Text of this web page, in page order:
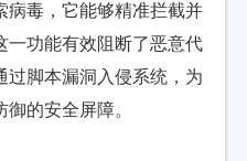
病毒，它能够精准拦截并
一功能有效阻断了恶意代
过脚本漏洞入侵系统，为
的安全屏障。